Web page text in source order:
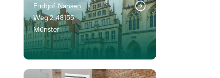
Fridtjof-Nansen-
Weg 2, 48155
Münster